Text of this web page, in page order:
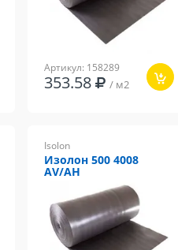
Артикул: 158289
353.58 / м2
Isolon
Изолон 500 4008
AV/AH